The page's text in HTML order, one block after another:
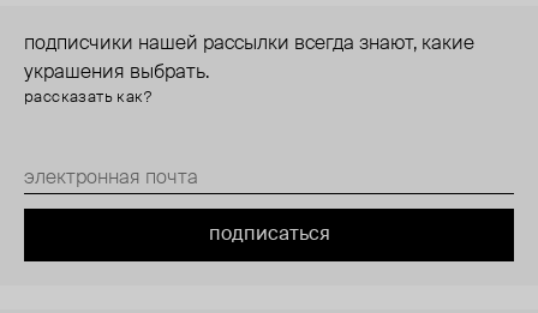
подписчики нашей рассылки всегда знают, какие
украшения выбрать.
рассказать как?
подписаться